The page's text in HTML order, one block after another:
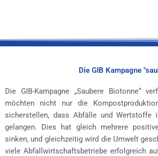
Die GIB Kampagne
Die GIB-Kampagne „Saubere Biotonne“
möchten nicht nur die
sicherstellen, dass Abfälle und Wertstoffe
gelangen. Dies hat gleich mehrere
sinken, und gleichzeitig wird die Umwelt
viele Abfallwirtschaftsbetriebe erfolgreich